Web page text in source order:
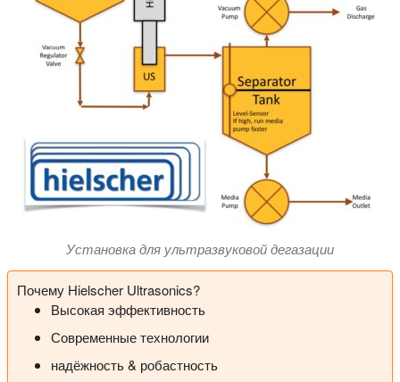
Установка для ультразвуковой дегазации
Почему Hielscher Ultrasonics?
Высокая эффективность
Современные технологии
надёжность & робастность